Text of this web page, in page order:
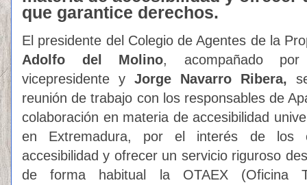
que garantice derechos.
El presidente del Colegio de Agentes de la
Adolfo del Molino, acompañado
vicepresidente y Jorge Navarro Ribera,
reunión de trabajo con los responsables de
colaboración en materia de accesibilidad
en Extremadura, por el interés de los
accesibilidad y ofrecer un servicio riguroso
de forma habitual la OTAEX (Oficina